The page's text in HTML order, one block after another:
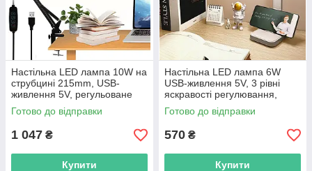
Настільна LED лампа 10W на
струбцині 215mm, USB-
живлення 5V, регульоване
плече, 3 рівні яскравості
Готово до відправки
1 047 ₴
Купити
Настільна LED лампа 6W
USB-живлення 5V, 3 рівні
яскравості регулювання,
сенсорна, USB-зарядка
Готово до відправки
570 ₴
Купити